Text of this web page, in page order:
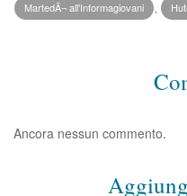
MartedÃ¬ all'Informagiovani
Ancora nessun commento.